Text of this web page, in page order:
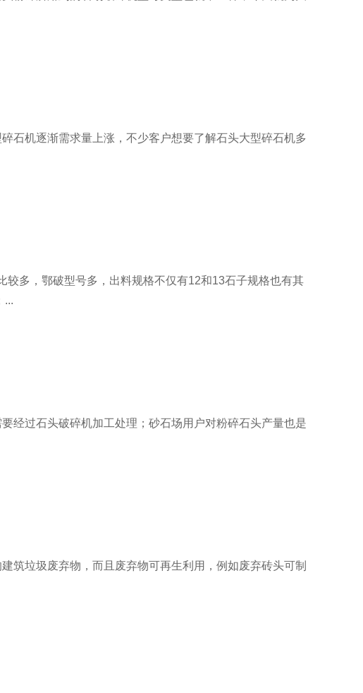
石机逐渐需求量上涨，不少客户想要了解石头大型碎石机多
多，鄂破型号多，出料规格不仅有12和13石子规格也有其
...
经过石头破碎机加工处理；砂石场用户对粉碎石头产量也是
筑垃圾废弃物，而且废弃物可再生利用，例如废弃砖头可制